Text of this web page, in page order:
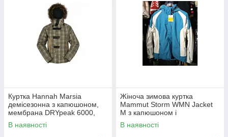
Куртка Hannah Marsia
демісезонна з капюшоном,
мембрана DRYpeak 6000,
коричнева
В наявності
Жіноча зимова куртка
Mammut Storm WMN Jacket
M з капюшоном і
вентиляцією, колір 5216
В наявності